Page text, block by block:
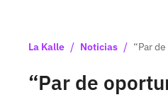
La Kalle / Noticias / “Par
“Par de